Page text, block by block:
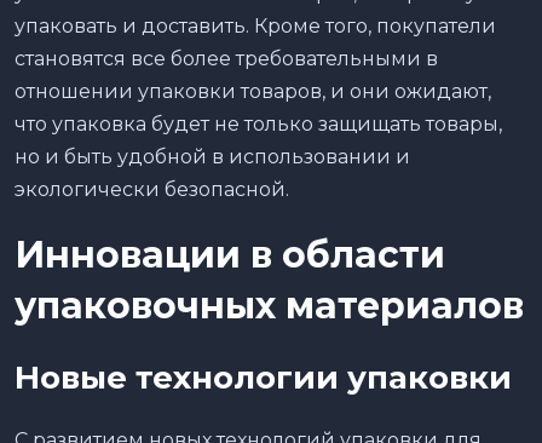
упаковать и доставить. Кроме того, покупатели
становятся все более требовательными в
отношении упаковки товаров, и они ожидают,
что упаковка будет не только защищать товары,
но и быть удобной в использовании и
экологически безопасной.
Инновации в области
упаковочных материалов
Новые технологии упаковки